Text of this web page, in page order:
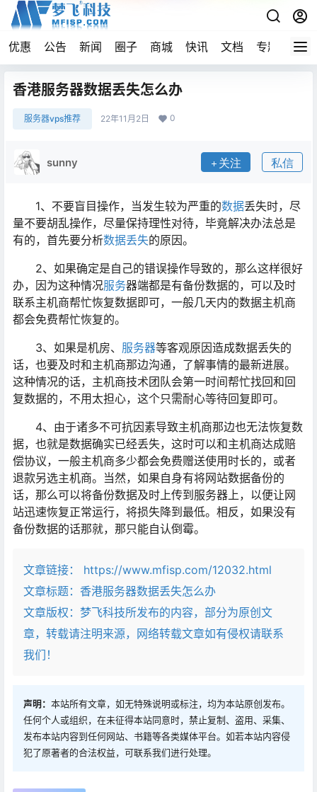
优惠 公告 新闻 圈子 商城 快讯 文档 专题 导航
香港服务器数据丢失怎么办
服务器vps推荐 22年11月2日 0
sunny 关注 私信
1、不要盲目操作，当发生较为严重的数据丢失时，尽
量不要胡乱操作，尽量保持理性对待，毕竟解决办法总是
有的，首先要分析数据丢失的原因。
2、如果确定是自己的错误操作导致的，那么这样很好
办，因为这种情况服务器端都是有备份数据的，可以及时
联系主机商帮忙恢复数据即可，一般几天内的数据主机商
都会免费帮忙恢复的。
3、如果是机房、 服务器等客观原因造成数据丢失的
话，也要及时和主机商那边沟通，了解事情的最新进展。
这种情况的话，主机商技术团队会第一时间帮忙找回和回
复数据的，不用太担心，这个只需耐心等待回复即可。
4、由于诸多不可抗因素导致主机商那边也无法恢复数
据，也就是数据确实已经丢失，这时可以和主机商达成赔
偿协议，一般主机商多少都会免费赠送使用时长的，或者
退款另选主机商。当然，如果自身有将网站数据备份的
话，那么可以将备份数据及时上传到服务器上，以便让网
站迅速恢复正常运行，将损失降到最低。相反，如果没有
备份数据的话那就，那只能自认倒霉。
文章链接：
https://www.mfisp.com/12032.html
文章标题： 香港服务器数据丢失怎么办
文章版权：梦飞科技所发布的内容，部分为原创文
章，转载请注明来源，网络转载文章如有侵权请联系
我们！
声明： 本站所有文章，如无特殊说明或标注，均为本站原创发布。
任何个人或组织，在未征得本站同意时，禁止复制、盗用、采集、
发布本站内容到任何网站、书籍等各类媒体平台。如若本站内容侵
犯了原著者的合法权益，可联系我们进行处理。